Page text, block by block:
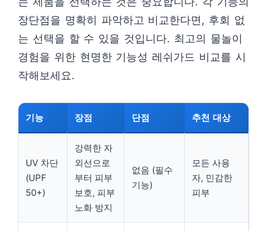
장단점을 명확히 파악하고 비교한다면, 후회 없
는 선택을 할 수 있을 것입니다. 최고의 물놀이
경험을 위한 현명한 기능성 레쉬가드 비교를 시
작해보세요.
기능 장점 단점 추천 대상
UV 차단
(UPF
50+)
강력한 자
외선으로
부터 피부
보호, 피부
노화 방지
없음 (필수
기능)
모든 사용
자, 민감한
피부